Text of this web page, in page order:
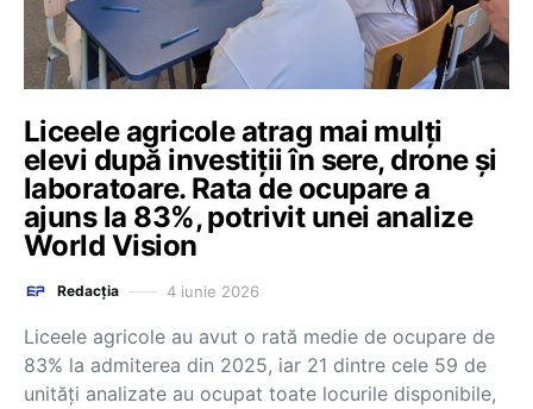
Liceele agricole atrag mai mulți
elevi după investiții în sere, drone și
laboratoare. Rata de ocupare a
ajuns la 83%, potrivit unei analize
World Vision
Redacția 4 iunie 2026
Liceele agricole au avut o rată medie de ocupare de
83% la admiterea din 2025, iar 21 dintre cele 59 de
unități analizate au ocupat toate locurile disponibile,